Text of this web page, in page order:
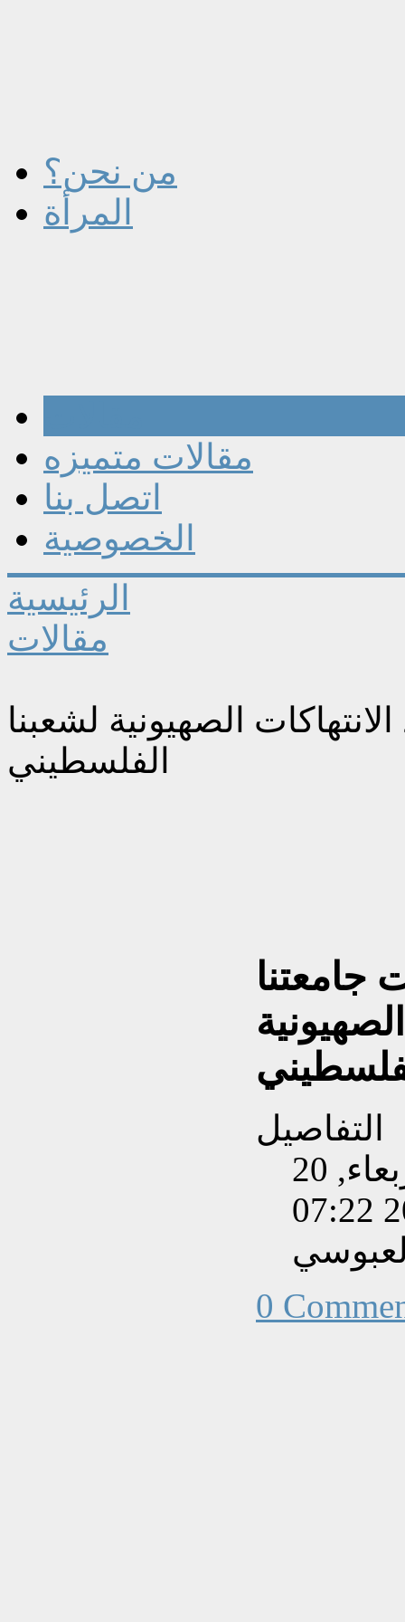
من نحن؟
المرأة
مقالات متميزه
اتصل بنا
الخصوصية
الرئيسية
مقالات
الصهيونية لشعبنا
الفلسطيني
التفاصيل
تم إنشاءه بتاريخ الأربعاء, 20
0